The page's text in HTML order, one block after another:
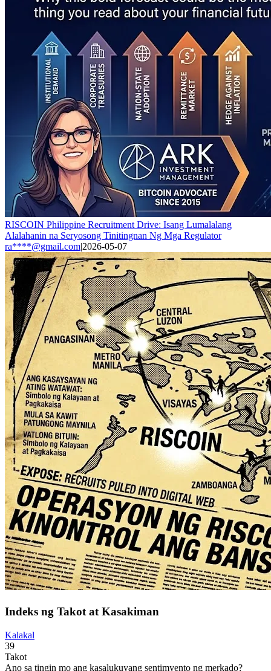
RISCOIN Philippine Recruitment Drive: Isang Lumalalang
Alalahanin na Seryosong Tinitingnan Ng Mga Regulator
ra****@gmail.com|2026-05-07
Indeks ng Takot at Kasakiman
Kalakal
39
Takot
Ano sa tingin mo ang kasalukuyang sentimyento ng merkado?